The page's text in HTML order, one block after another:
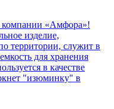
компании «Амфора»!
изделие,
территории, служит в
для хранения
в качестве
"изюминку" в